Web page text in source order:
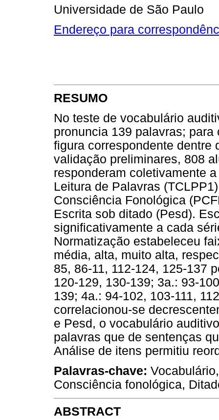
Universidade de São Paulo
Endereço para
RESUMO
No teste de vocabulário
pronuncia 139 palavras;
figura correspondente dentre
validação preliminares, 808
responderam coletivamente
Leitura de Palavras
Consciência Fonológica
Escrita sob ditado (Pesd).
significativamente a cada
Normatização estabeleceu
média, alta, muito alta,
85, 86-11, 112-124, 125-137
120-129, 130-139; 3a.: 93-
139; 4a.: 94-102, 103-111,
correlacionou-se
e Pesd, o vocabulário
palavras que de sentenças
Análise de itens permitiu
Palavras-chave:
Consciência fonológica,
ABSTRACT